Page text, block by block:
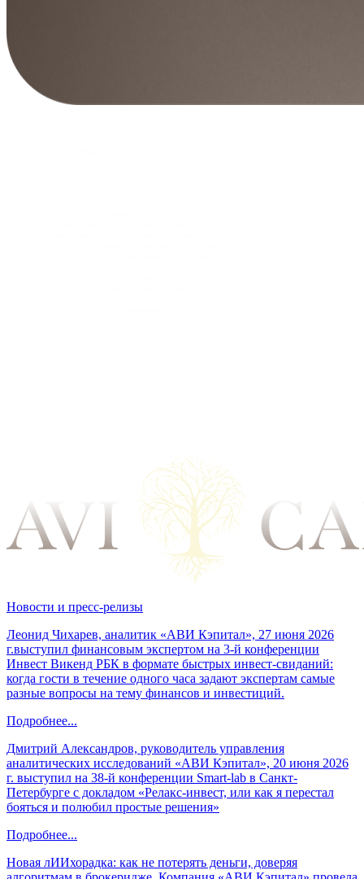
Новости и пресс-релизы
Леонид Чихарев, аналитик «АВИ Кэпитал», 27 июня 2026
г.выступил финансовым экспертом на 3-й конференции
Инвест Викенд РБК в формате быстрых инвест-свиданий:
когда гости в течение одного часа задают экспертам самые
разные вопросы на тему финансов и инвестиций.
Подробнее...
Дмитрий Александров, руководитель управления
аналитических исследований «АВИ Кэпитал», 20 июня 2026
г. выступил на 38-й конференции Smart-lab в Санкт-
Петербурге с докладом «Релакс-инвест, или как я перестал
бояться и полюбил простые решения»
Подробнее...
Новая лИИхорадка: как не потерять деньги, доверяя